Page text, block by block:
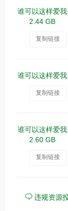
谁可以这样爱
2.44 GB
复制链接
谁可以这样爱
复制链接
谁可以这样爱
2.60 GB
复制链接
违规资源